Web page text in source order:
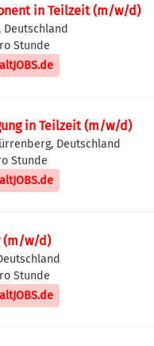
in Teilzeit (m/w/d)
Deutschland
Stunde
in Teilzeit (m/w/d)
Deutschland
Stunde
(m/w/d)
Stunde